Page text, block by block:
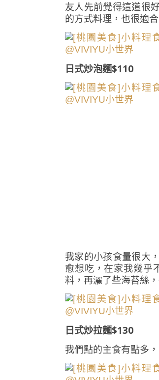
友人先前覺得這道很
的方式料理，也很適
日式炒泡麵$110
我家的小孩食量很大
愈想吃，在家我幾乎
料，再灑了些海苔絲
日式炒拉麵$130
我們點的主食有點多